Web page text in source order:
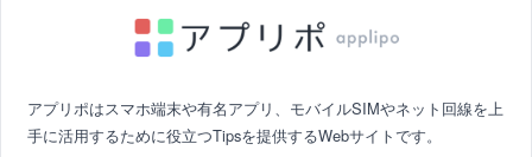
アプリポはスマホ端末や有名アプリ、モバイルSIMやネット回線を上
手に活用するために役立つTipsを提供するWebサイトです。